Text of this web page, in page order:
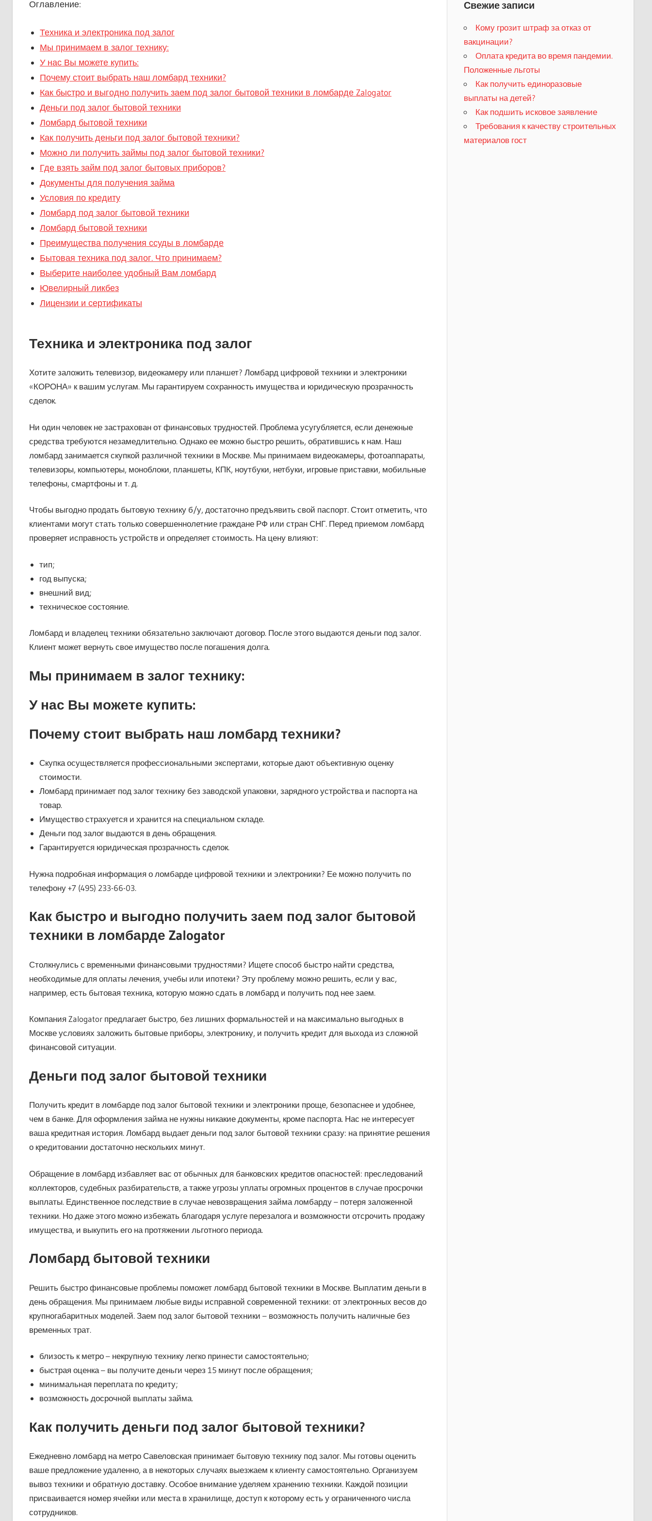
Оглавление:
Техника и электроника под залог
Мы принимаем в залог технику:
У нас Вы можете купить:
Почему стоит выбрать наш ломбард техники?
Как быстро и выгодно получить заем под залог бытовой техники в ломбарде Zalogator
Деньги под залог бытовой техники
Ломбард бытовой техники
Как получить деньги под залог бытовой техники?
Можно ли получить займы под залог бытовой техники?
Где взять займ под залог бытовых приборов?
Документы для получения займа
Условия по кредиту
Ломбард под залог бытовой техники
Ломбард бытовой техники
Преимущества получения ссуды в ломбарде
Бытовая техника под залог. Что принимаем?
Выберите наиболее удобный Вам ломбард
Ювелирный ликбез
Лицензии и сертификаты
Техника и электроника под залог
Хотите заложить телевизор, видеокамеру или планшет? Ломбард цифровой техники и электроники
«КОРОНА» к вашим услугам. Мы гарантируем сохранность имущества и юридическую прозрачность
сделок.
Ни один человек не застрахован от финансовых трудностей. Проблема усугубляется, если денежные
средства требуются незамедлительно. Однако ее можно быстро решить, обратившись к нам. Наш
ломбард занимается скупкой различной техники в Москве. Мы принимаем видеокамеры, фотоаппараты,
телевизоры, компьютеры, моноблоки, планшеты, КПК, ноутбуки, нетбуки, игровые приставки, мобильные
телефоны, смартфоны и т. д.
Чтобы выгодно продать бытовую технику б/у, достаточно предъявить свой паспорт. Стоит отметить, что
клиентами могут стать только совершеннолетние граждане РФ или стран СНГ. Перед приемом ломбард
проверяет исправность устройств и определяет стоимость. На цену влияют:
тип;
год выпуска;
внешний вид;
техническое состояние.
Ломбард и владелец техники обязательно заключают договор. После этого выдаются деньги под залог.
Клиент может вернуть свое имущество после погашения долга.
Мы принимаем в залог технику:
У нас Вы можете купить:
Почему стоит выбрать наш ломбард техники?
Скупка осуществляется профессиональными экспертами, которые дают объективную оценку
стоимости.
Ломбард принимает под залог технику без заводской упаковки, зарядного устройства и паспорта на
товар.
Имущество страхуется и хранится на специальном складе.
Деньги под залог выдаются в день обращения.
Гарантируется юридическая прозрачность сделок.
Нужна подробная информация о ломбарде цифровой техники и электроники? Ее можно получить по
телефону +7 (495) 233-66-03.
Как быстро и выгодно получить заем под залог бытовой
техники в ломбарде Zalogator
Столкнулись с временными финансовыми трудностями? Ищете способ быстро найти средства,
необходимые для оплаты лечения, учебы или ипотеки? Эту проблему можно решить, если у вас,
например, есть бытовая техника, которую можно сдать в ломбард и получить под нее заем.
Компания Zalogator предлагает быстро, без лишних формальностей и на максимально выгодных в
Москве условиях заложить бытовые приборы, электронику, и получить кредит для выхода из сложной
финансовой ситуации.
Деньги под залог бытовой техники
Получить кредит в ломбарде под залог бытовой техники и электроники проще, безопаснее и удобнее,
чем в банке. Для оформления займа не нужны никакие документы, кроме паспорта. Нас не интересует
ваша кредитная история. Ломбард выдает деньги под залог бытовой техники сразу: на принятие решения
о кредитовании достаточно нескольких минут.
Обращение в ломбард избавляет вас от обычных для банковских кредитов опасностей: преследований
коллекторов, судебных разбирательств, а также угрозы уплаты огромных процентов в случае просрочки
выплаты. Единственное последствие в случае невозвращения займа ломбарду – потеря заложенной
техники. Но даже этого можно избежать благодаря услуге перезалога и возможности отсрочить продажу
имущества, и выкупить его на протяжении льготного периода.
Ломбард бытовой техники
Решить быстро финансовые проблемы поможет ломбард бытовой техники в Москве. Выплатим деньги в
день обращения. Мы принимаем любые виды исправной современной техники: от электронных весов до
крупногабаритных моделей. Заем под залог бытовой техники – возможность получить наличные без
временных трат.
близость к метро – некрупную технику легко принести самостоятельно;
быстрая оценка – вы получите деньги через 15 минут после обращения;
минимальная переплата по кредиту;
возможность досрочной выплаты займа.
Как получить деньги под залог бытовой техники?
Ежедневно ломбард на метро Савеловская принимает бытовую технику под залог. Мы готовы оценить
ваше предложение удаленно, а в некоторых случаях выезжаем к клиенту самостоятельно. Организуем
вывоз техники и обратную доставку. Особое внимание уделяем хранению техники. Каждой позиции
присваивается номер ячейки или места в хранилище, доступ к которому есть у ограниченного числа
сотрудников.
Свежие записи
Кому грозит штраф за отказ от
вакцинации?
​Оплата кредита во время пандемии.
Положенные льготы
​Как получить единоразовые
выплаты на детей?
Как подшить исковое заявление
Требования к качеству строительных
материалов гост